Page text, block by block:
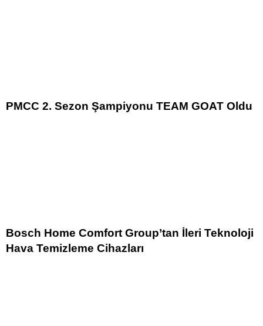
PMCC 2. Sezon Şampiyonu TEAM GOAT Oldu
Bosch Home Comfort Group’tan İleri Teknoloji
Hava Temizleme Cihazları